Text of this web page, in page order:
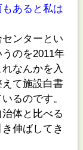
あると私は
ンターとい
のを2011年
なんかを入
て施設白書
るのです。
体と比べる
伸ばしてき